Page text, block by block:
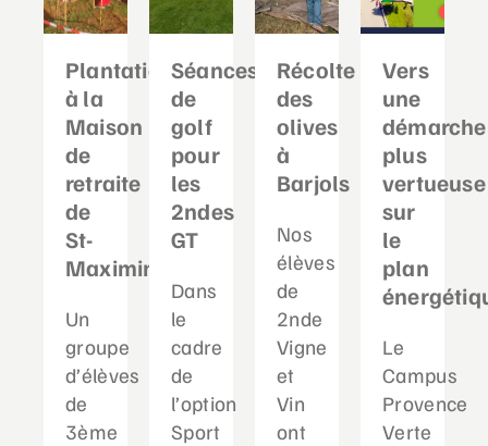
Plantation
à la
Maison
de
retraite
de
St-
Maximin
Un
groupe
d’élèves
de
3ème
Séances
de
golf
pour
les
2ndes
GT
Dans
le
cadre
de
l’option
Sport
Récolte
des
olives
à
Barjols
Nos
élèves
de
2nde
Vigne
et
Vin
ont
Vers
une
démarche
plus
vertueuse
sur
le
plan
Le
Campus
Provence
Verte